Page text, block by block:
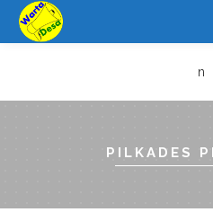
n
PILKADES